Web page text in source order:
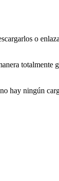
o
hay ningún